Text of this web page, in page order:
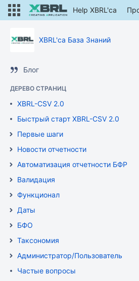
Help XBRL'ca
XBRL'ca База Знаний
Блог
ДЕРЕВО СТРАНИЦ
XBRL-CSV 2.0
Быстрый старт XBRL-CSV 2.0
Первые шаги
Новости отчетности
Автоматизация отчетности БФР
Валидация
Функционал
Даты
БФО
Таксономия
Администратор/Пользователь
Частые вопросы